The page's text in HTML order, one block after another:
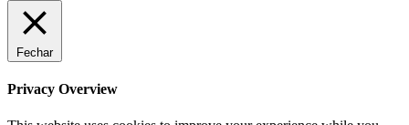
Fechar
Privacy Overview